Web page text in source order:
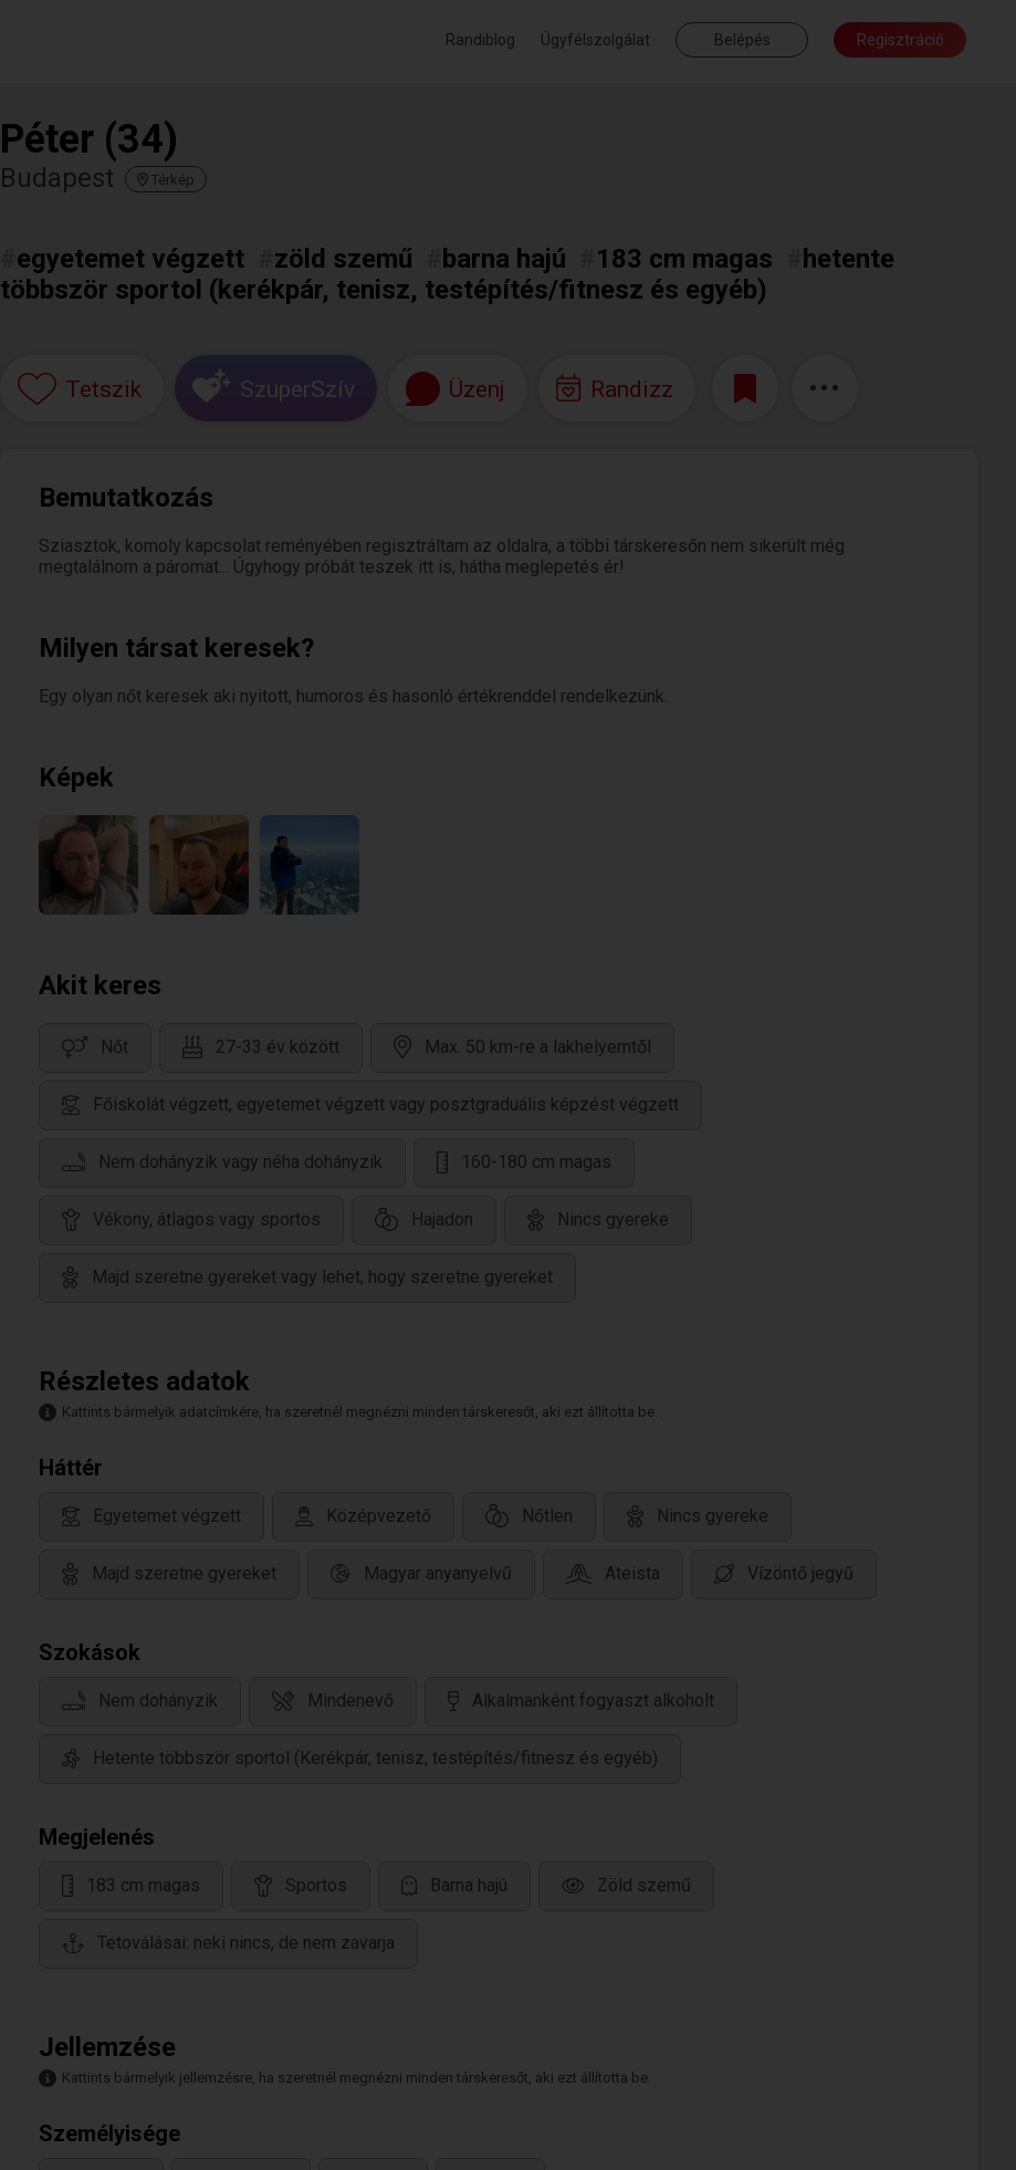
Randiblog Ügyfélszolgálat Belépés Regisztráció
Péter (34)
Budapest Térkép
egyetemet végzett zöld szemű barna hajú 183 cm magas
hetente
többször sportol (kerékpár, tenisz, testépítés/fitnesz és egyéb)
Tetszik SzuperSzív Üzenj Randizz
Bemutatkozás
Sziasztok, komoly kapcsolat reményében regisztráltam az oldalra, a többi társkeresőn nem sikerült még
megtalálnom a páromat... Úgyhogy próbát teszek itt is, hátha meglepetés ér!
Milyen társat keresek?
Egy olyan nőt keresek aki nyitott, humoros és hasonló értékrenddel rendelkezünk.
Képek
Akit keres
Nőt 27-33 év között Max. 50 km-re a lakhelyemtől
Főiskolát végzett, egyetemet végzett vagy posztgraduális képzést végzett
Nem dohányzik vagy néha dohányzik 160-180 cm magas
Vékony, átlagos vagy sportos Hajadon Nincs gyereke
Majd szeretne gyereket vagy lehet, hogy szeretne gyereket
Részletes adatok
Kattints bármelyik adatcímkére, ha szeretnél megnézni minden társkeresőt, aki ezt állította be.
Háttér
Egyetemet végzett Középvezető Nőtlen Nincs gyereke
Majd szeretne gyereket Magyar anyanyelvű Ateista Vízöntő jegyű
Szokások
Nem dohányzik Mindenevő Alkalmanként fogyaszt alkoholt
Hetente többször sportol (Kerékpár, tenisz, testépítés/fitnesz és egyéb)
Megjelenés
183 cm magas Sportos Barna hajú Zöld szemű
Tetoválásai: neki nincs, de nem zavarja
Jellemzése
Kattints bármelyik jellemzésre, ha szeretnél megnézni minden társkeresőt, aki ezt állította be.
Személyisége